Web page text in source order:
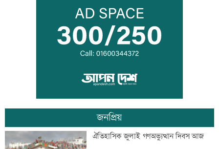
দুপুরের মধ্যে ঝোড়ো হাওয়াসহ বজ্রবৃষ্টি হতে
পারে যেসব অঞ্চলে
ডিএমপির ১২ ঊর্ধ্বতন কর্মকর্তাকে বদলি
জন্মসূত্রে নাগরিকত্ব সীমিত করতে ট্রাম্পের
নতুন নির্বাহী আদেশ
জনপ্রিয়
ঐতিহাসিক জুলাই গণঅভ্যুত্থান দিবস আজ